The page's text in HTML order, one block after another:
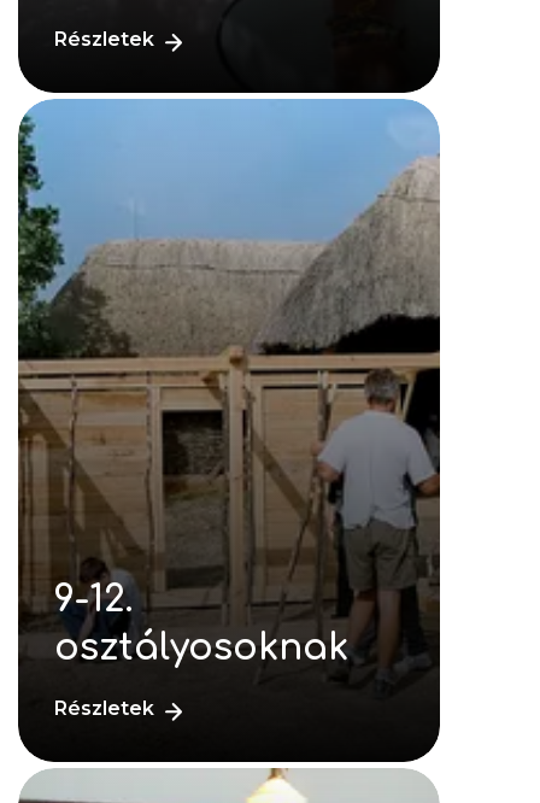
Részletek
9-12.
osztályosoknak
Részletek